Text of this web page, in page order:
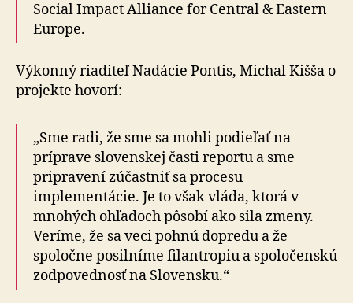
Social Impact Alliance for Central & Eastern
Europe.
Výkonný riaditeľ Nadácie Pontis, Michal Kišša o
projekte hovorí:
„Sme radi, že sme sa mohli podieľať na
príprave slovenskej časti reportu a sme
pripravení zúčastniť sa procesu
implementácie. Je to však vláda, ktorá v
mnohých ohľadoch pôsobí ako sila zmeny.
Veríme, že sa veci pohnú dopredu a že
spoločne posilníme filantropiu a spoločenskú
zodpovednosť na Slovensku.“